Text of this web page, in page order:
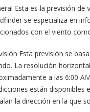
Esta es la previsión de
se especializa en
con el viento
Esta previsión se
La resolución
a las 6:00
están disponibles
la dirección en la que